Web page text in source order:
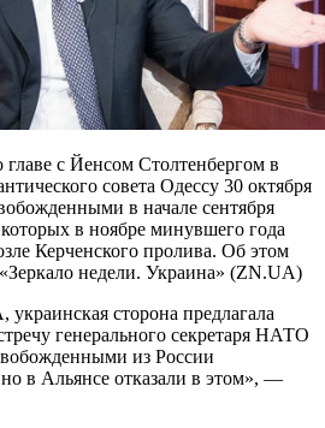
с Йенсом Столтенбергом в
совета Одессу 30 октября
в начале сентября
в ноябре минувшего года
Керченского пролива. Об этом
недели. Украина» (ZN.UA)
сторона предлагала
генерального секретаря НАТО
из России
в Альянсе отказали в этом», —